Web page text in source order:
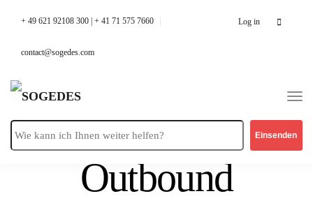
Log in Search
+ 49 621 92108 300 | + 41 71 575 7660
contact@sogedes.com
Kundenbetreuer trainieren. Kampagne
starten. Ergebnisse analysieren.
Outbound